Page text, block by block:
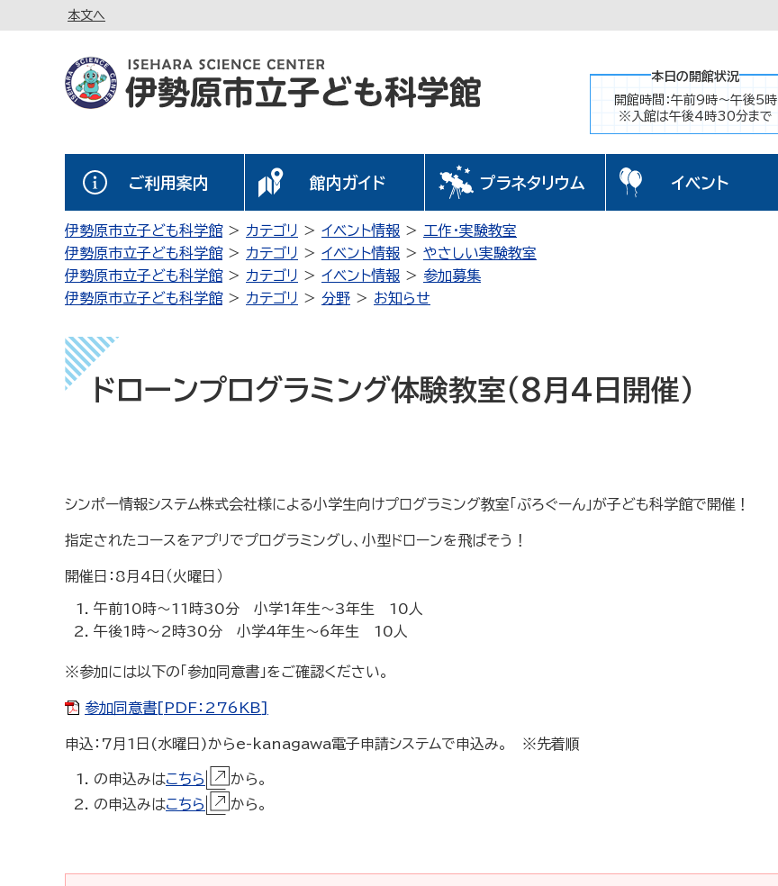
本文へ
本日の開館状況
開館時間：午前9時～午後5時
※入館は午後4時30分まで
ご利用案内 館内ガイド プラネタリウム イベント
伊勢原市立子ども科学館 カテゴリ イベント情報
工作・実験教室
伊勢原市立子ども科学館
カテゴリ イベント情報
やさしい実験教室
伊勢原市立子ども科学館
カテゴリ イベント情報
参加募集
伊勢原市立子ども科学館
カテゴリ 分野 お知らせ
ドローンプログラミング体験教室（8月4日開催）
シンポー情報システム株式会社様による小学生向けプログラミング教室「ぷろぐーん」が子ども科学館で開催！
指定されたコースをアプリでプログラミングし、小型ドローンを飛ばそう！
開催日：8月4日（火曜日）
午前10時～11時30分 小学1年生～3年生 10人
午後1時～2時30分 小学4年生～6年生 10人
※参加には以下の「参加同意書」をご確認ください。
参加同意書[PDF：276KB]
申込：7月1日(水曜日)からe-kanagawa電子申請システムで申込み。 ※先着順
の申込みはこちら
から。
の申込みはこちら から。